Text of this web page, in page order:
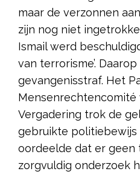
maar de verzonnen
zijn nog niet
Ismail werd
van terrorisme’.
gevangenisstraf. Het
Mensenrechtencomité
Vergadering trok de
gebruikte politiebewijs
oordeelde dat er geen
zorgvuldig onderzoek